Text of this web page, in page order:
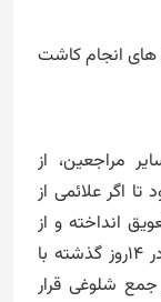
انجام کاشت
مراجعین، از
اگر علائمی از
انداخته و از
خانه خارج نشوند. همچنین در صورتی که در 14روز گذشته با
یا در جمع شلوغی قرار